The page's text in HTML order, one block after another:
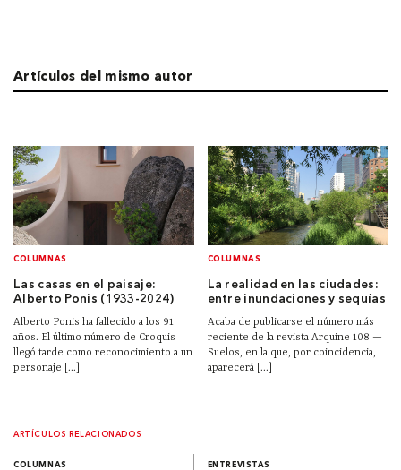
Artículos del mismo autor
COLUMNAS
Las casas en el paisaje:
Alberto Ponis (1933-2024)
Alberto Ponis ha fallecido a los 91
años. El último número de Croquis
llegó tarde como reconocimiento a un
personaje [...]
COLUMNAS
La realidad en las ciudades:
entre inundaciones y sequías
Acaba de publicarse el número más
reciente de la revista Arquine 108 —
Suelos, en la que, por coincidencia,
aparecerá [...]
ARTÍCULOS RELACIONADOS
COLUMNAS ENTREVISTAS